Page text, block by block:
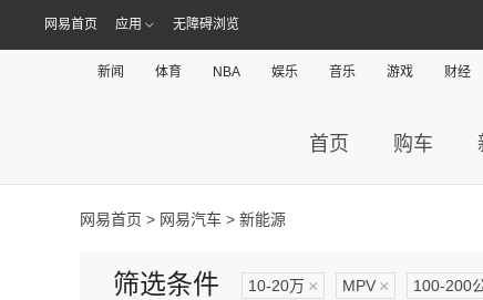
网易首页 应用 无障碍浏览
新闻 体育 NBA 娱乐 音乐 游戏 财经
首页 购车
网易首页 > 网易汽车 > 新能源
筛选条件 10-20万 × MPV × 100-200